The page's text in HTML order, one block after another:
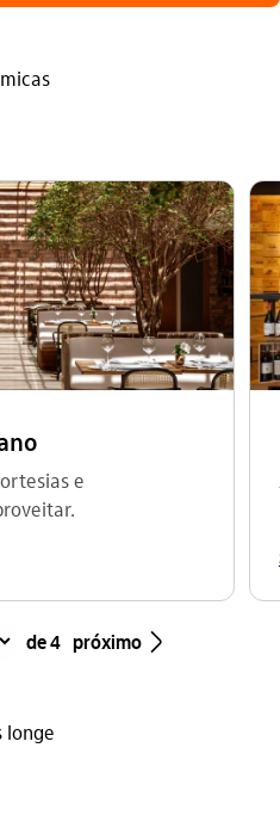
e
de 4 próximo seta_direita
longe